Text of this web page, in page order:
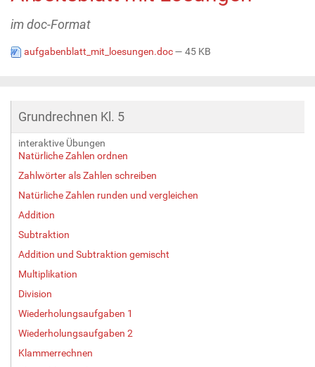
im doc-Format
aufgabenblatt_mit_loesungen.doc— 45 KB
Grundrechnen Kl. 5
interaktive Übungen
Natürliche Zahlen ordnen
Zahlwörter als Zahlen schreiben
Natürliche Zahlen runden und vergleichen
Addition
Subtraktion
Addition und Subtraktion gemischt
Multiplikation
Division
Wiederholungsaufgaben 1
Wiederholungsaufgaben 2
Klammerrechnen